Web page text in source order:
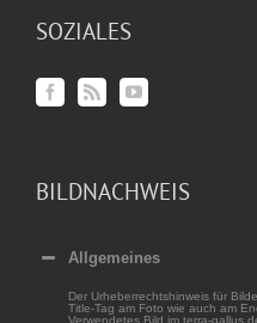
SOZIALES
BILDNACHWEIS
Allgemeines
Der Urheberrechtshinweis für
Title-Tag am Foto wie auch am
Verwendetes Bild im terra-